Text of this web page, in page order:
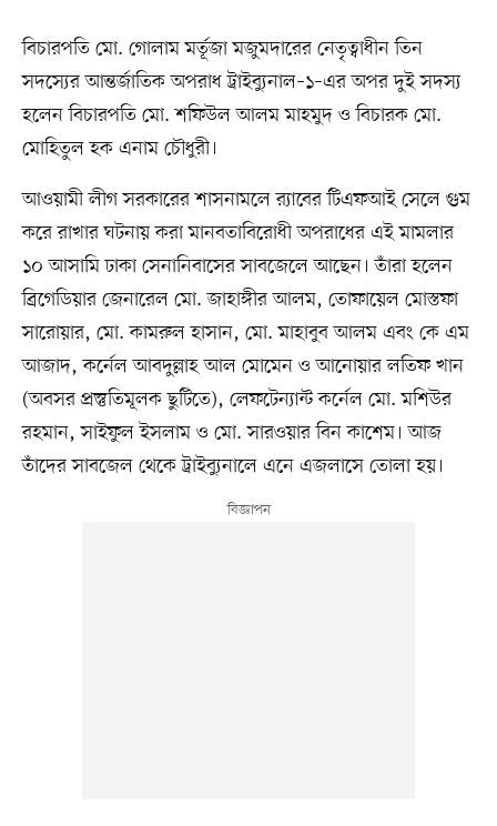
বিচারপতি মো. গোলাম মর্তূজা মজুমদারের নেতৃত্বাধীন তিন
সদস্যের আন্তর্জাতিক অপরাধ ট্রাইব্যুনাল–১–এর অপর দুই সদস্য
হলেন বিচারপতি মো. শফিউল আলম মাহমুদ ও বিচারক মো.
মোহিতুল হক এনাম চৌধুরী।
আওয়ামী লীগ সরকারের শাসনামলে র‍্যাবের টিএফআই সেলে গুম
করে রাখার ঘটনায় করা মানবতাবিরোধী অপরাধের এই মামলার
১০ আসামি ঢাকা সেনানিবাসের সাবজেলে আছেন। তাঁরা হলেন
ব্রিগেডিয়ার জেনারেল মো. জাহাঙ্গীর আলম, তোফায়েল মোস্তফা
সারোয়ার, মো. কামরুল হাসান, মো. মাহাবুব আলম এবং কে এম
আজাদ, কর্নেল আবদুল্লাহ আল মোমেন ও আনোয়ার লতিফ খান
(অবসর প্রস্তুতিমূলক ছুটিতে), লেফটেন্যান্ট কর্নেল মো. মশিউর
রহমান, সাইফুল ইসলাম ও মো. সারওয়ার বিন কাশেম। আজ
তাঁদের সাবজেল থেকে ট্রাইব্যুনালে এনে এজলাসে তোলা হয়।